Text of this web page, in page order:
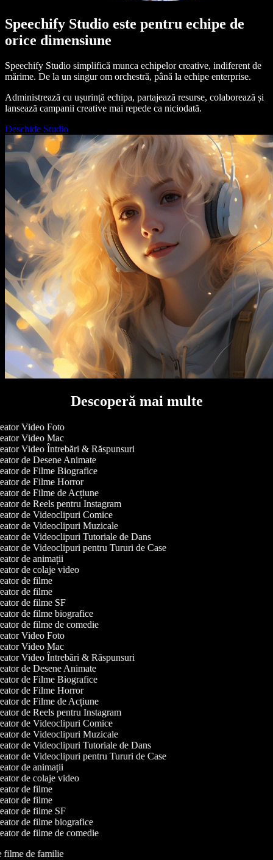
Speechify Studio este pentru echipe de
orice dimensiune
Speechify Studio simplifică munca echipelor creative, indiferent de
mărime. De la un singur om orchestră, până la echipe enterprise.
Administrează cu ușurință echipa, partajează resurse, colaborează și
lansează campanii creative mai repede ca niciodată.
Deschide Studio
Descoperă mai multe
Video Foto
Video Mac
Video Întrebări & Răspunsuri
de Desene Animate
de Filme Biografice
de Filme Horror
de Filme de Acțiune
de Reels pentru Instagram
de Videoclipuri Comice
de Videoclipuri Muzicale
de Videoclipuri Tutoriale de Dans
de Videoclipuri pentru Tururi de Case
de animații
de colaje video
de filme
de filme
de filme SF
de filme biografice
de filme de comedie
Video Foto
Video Mac
Video Întrebări & Răspunsuri
de Desene Animate
de Filme Biografice
de Filme Horror
de Filme de Acțiune
de Reels pentru Instagram
de Videoclipuri Comice
de Videoclipuri Muzicale
de Videoclipuri Tutoriale de Dans
de Videoclipuri pentru Tururi de Case
de animații
de colaje video
de filme
de filme
de filme SF
de filme biografice
de filme de comedie
filme de familie